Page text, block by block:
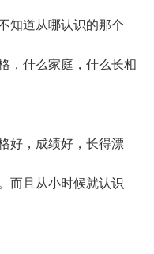
道从哪认识的那个
，什么家庭，什么长相
，成绩好，长得漂
而且从小时候就认识